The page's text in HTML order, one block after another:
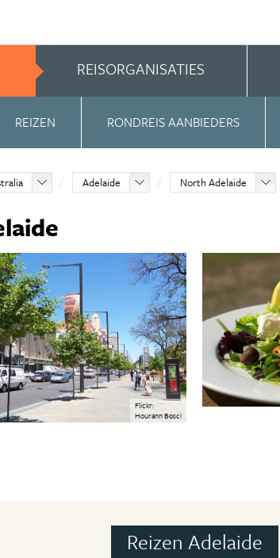
REISORGANISATIES
REIZEN RONDREIS AANBIEDERS
Adelaide North Adelaide
Flickr:
Hourann Bosci
Reizen Adelaide